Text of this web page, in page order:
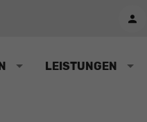
LEISTUNGEN